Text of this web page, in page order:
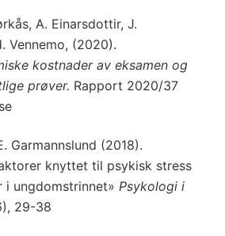
A. Einarsdottir, J.
Vennemo, (2020).
kostnader av eksamen og
prøver. Rapport 2020/37
Garmannslund (2018).
knyttet til psykisk stress
i ungdomstrinnet» Psykologi i
29-38